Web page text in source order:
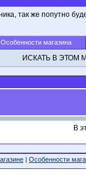
так же попутно
Особенности магазина
ИСКАТЬ В ЭТОМ
В
| Особенности